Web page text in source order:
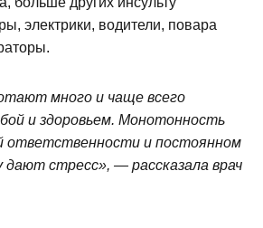
электрики, водители, повара
много и чаще всего
и здоровьем. Монотонность
ответственности и постоянном
дают стресс», — рассказала врач